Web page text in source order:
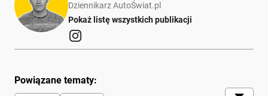
Dziennikarz AutoŚwiat.pl
Pokaż listę wszystkich publikacji
Powiązane tematy: